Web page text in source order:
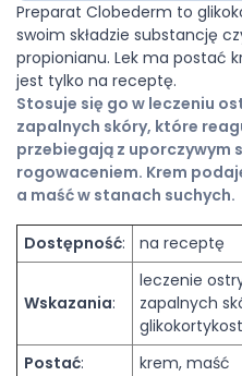
Preparat Clobederm to
swoim składzie substancję
propionianu. Lek ma postać
jest tylko na receptę.
Stosuje się go w leczeniu
zapalnych skóry, które
przebiegają z uporczywym
rogowaceniem. Krem
a maść w stanach suchych.
Dostępność: na receptę
Wskazania:
leczenie
zapalnych
Postać:
krem, maść